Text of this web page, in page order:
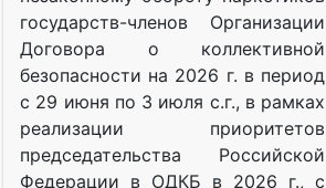
государств-членов Организации
Договора о коллективной
безопасности на 2026 г. в период
с 29 июня по 3 июля с.г., в рамках
реализации приоритетов
председательства Российской
Федерации в ОДКБ в 2026 г., с